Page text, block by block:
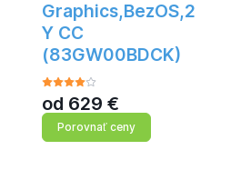
Graphics,BezOS,2
Y CC
(83GW00BDCK)
od 629 €
Porovnať ceny